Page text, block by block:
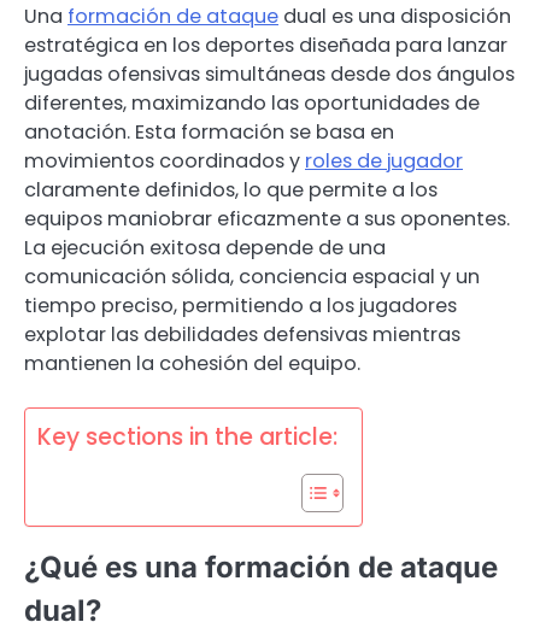
Una formación de ataque dual es una disposición
estratégica en los deportes diseñada para lanzar
jugadas ofensivas simultáneas desde dos ángulos
diferentes, maximizando las oportunidades de
anotación. Esta formación se basa en
movimientos coordinados y roles de jugador
claramente definidos, lo que permite a los
equipos maniobrar eficazmente a sus oponentes.
La ejecución exitosa depende de una
comunicación sólida, conciencia espacial y un
tiempo preciso, permitiendo a los jugadores
explotar las debilidades defensivas mientras
mantienen la cohesión del equipo.
Key sections in the article:
¿Qué es una formación de ataque
dual?